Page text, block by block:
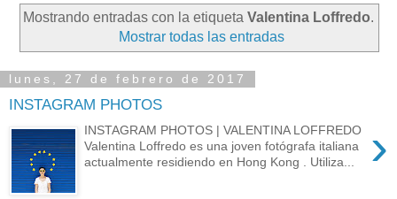
Mostrando entradas con la etiqueta Valentina Loffredo.
Mostrar todas las entradas
lunes, 27 de febrero de 2017
INSTAGRAM PHOTOS
›
INSTAGRAM PHOTOS | VALENTINA LOFFREDO
Valentina Loffredo es una joven fotógrafa italiana
actualmente residiendo en Hong Kong . Utiliza...